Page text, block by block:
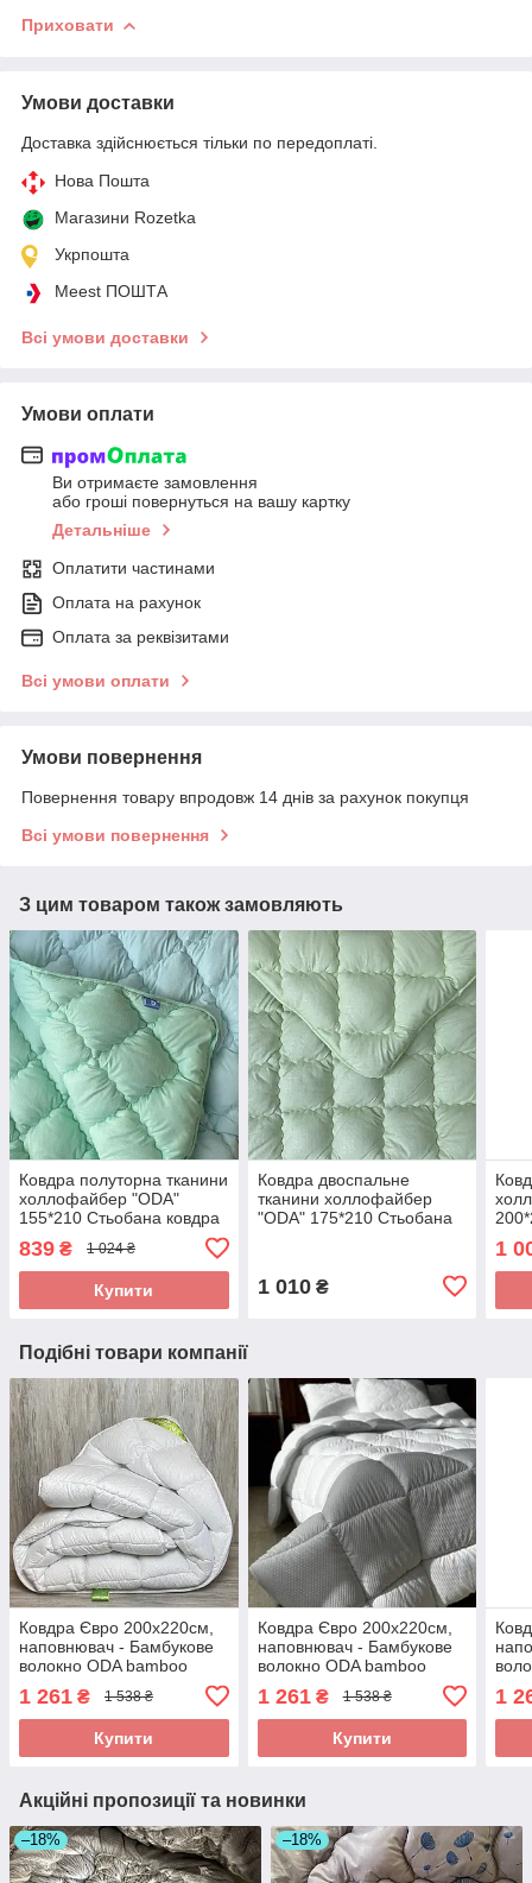
Приховати
Умови доставки
Доставка здійснюється тільки по передоплаті.
Нова Пошта
Магазини Rozetka
Укрпошта
Meest ПОШТА
Всі умови доставки
Умови оплати
Ви отримаєте замовлення
або гроші повернуться на вашу картку
Детальніше
Оплатити частинами
Оплата на рахунок
Оплата за реквізитами
Всі умови оплати
Умови повернення
Повернення товару впродовж 14 днів за рахунок покупця
Всі умови повернення
З цим товаром також замовляють
Ковдра полуторна тканини
холлофайбер "ODA"
155*210 Стьобана ковдра
839 ₴ 1 024 ₴
Купити
Ковдра двоспальне
тканини холлофайбер
"ODA" 175*210 Стьобана
1 010₴
1
Подібні товари компанії
Ковдра Євро 200х220см,
наповнювач - Бамбукове
волокно ODA bamboo
1 261 ₴ 1 538 ₴
Купити
Ковдра Євро 200х220см,
наповнювач - Бамбукове
волокно ODA bamboo
1 261₴ 1 538 ₴
Купити
1
Акційні пропозиції та новинки
–18% –18%